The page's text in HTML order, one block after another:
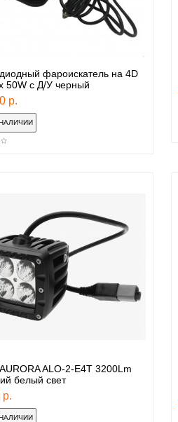
фароискатель на 4D
50W с Д/У черный
р.
ALO-2-E4T 3200Lm
белый свет
р.